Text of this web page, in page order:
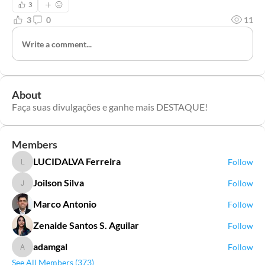
3
3 0 11
Write a comment...
About
Faça suas divulgações e ganhe mais DESTAQUE!
Members
LUCIDALVA Ferreira
LUCIDALVA Ferreira Follow
Joilson Silva
Joilson Silva Follow
Marco Antonio Follow
Zenaide Santos S. Aguilar Follow
adamgal
adamgal
Follow
See All Members (373)